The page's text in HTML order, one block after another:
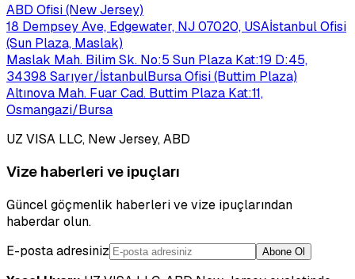
ABD Ofisi (New Jersey)
18 Dempsey Ave, Edgewater, NJ 07020, USAİstanbul Ofisi
(Sun Plaza, Maslak)
Maslak Mah. Bilim Sk. No:5 Sun Plaza Kat:19 D:45,
34398 Sarıyer/İstanbulBursa Ofisi (Buttim Plaza)
Altınova Mah. Fuar Cad. Buttim Plaza Kat:11,
Osmangazi/Bursa
UZ VISA LLC, New Jersey, ABD
Vize haberleri ve ipuçları
Güncel göçmenlik haberleri ve vize ipuçlarından
haberdar olun.
E-posta adresiniz
Abone Ol